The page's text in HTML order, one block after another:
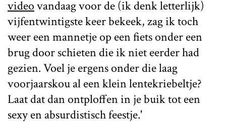
videovandaag voor de (ik denk letterlijk)
vijfentwintigste keer bekeek, zag ik toch
weer een mannetje op een fiets onder een
brug door schieten die ik niet eerder had
gezien. Voel je ergens onder die laag
voorjaarskou al een klein lentekriebeltje?
Laat dat dan ontploffen in je buik tot een
sexy en absurdistisch feestje.'